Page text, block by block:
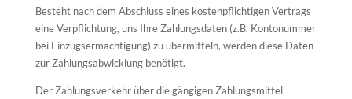
Besteht nach dem Abschluss eines kostenpflichtigen Vertrags
eine Verpflichtung, uns Ihre Zahlungsdaten (z.B. Kontonummer
bei Einzugsermächtigung) zu übermitteln, werden diese Daten
zur Zahlungsabwicklung benötigt.
Der Zahlungsverkehr über die gängigen Zahlungsmittel